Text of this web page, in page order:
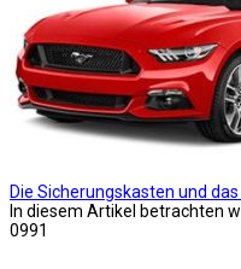
Die Sicherungskasten und
In diesem Artikel betrachten
0991